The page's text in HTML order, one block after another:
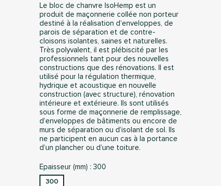
Le bloc de chanvre IsoHemp est un
produit de maçonnerie collée non porteur
destiné à la réalisation d’enveloppes, de
parois de séparation et de contre-
cloisons isolantes, saines et naturelles.
Très polyvalent, il est plébiscité par les
professionnels tant pour des nouvelles
constructions que des rénovations. Il est
utilisé pour la régulation thermique,
hydrique et acoustique en nouvelle
construction (avec structure), rénovation
intérieure et extérieure. Ils sont utilisés
sous forme de maçonnerie de remplissage,
d’enveloppes de bâtiments ou encore de
murs de séparation ou d’isolant de sol. Ils
ne participent en aucun cas à la portance
d’un plancher ou d’une toiture.
Epaisseur (mm) : 300
300